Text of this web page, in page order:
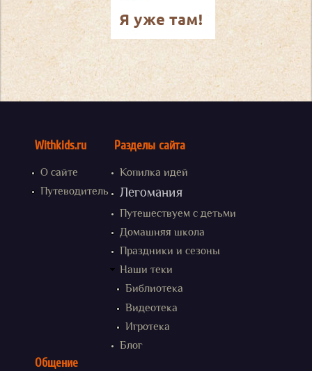
Withkids.ru
О сайте
Путеводитель
Разделы сайта
Копилка идей
Легомания
Путешествуем с детьми
Домашняя школа
Праздники и сезоны
Наши теки
Библиотека
Видеотека
Игротека
Блог
Общение